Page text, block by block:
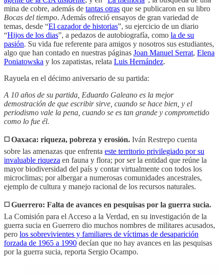
mina de cobre, además de tantas otras que se publicaron en su libro
Bocas del tiempo. Además ofreció ensayos de gran variedad de
temas, desde “El cazador de historias”, su ejercicio de un diario
“Hijos de los dias”, a pedazos de autobiografía, como la de su
pasión. Su vida fue referente para amigos y nosotros sus estudiantes,
algo que han contado en nuestras páginas Joan Manuel Serrat, Elena
Poniatowska y los zapatistas, relata Luis Hernández.
Rayuela en el décimo aniversario de su partida:
A 10 años de su partida, Eduardo Galeano es la mejor
demostración de que escribir sirve, cuando se hace bien, y el
periodismo vale la pena, cuando se es tan grande y comprometido
como lo fue él.
◻️ Oaxaca: riqueza, pobreza y erosión. Iván Restrepo cuenta
sobre las amenazas que enfrenta este territorio privilegiado por su
invaluable riqueza en fauna y flora; por ser la entidad que reúne la
mayor biodiversidad del país y contar virtualmente con todos los
microclimas; por albergar a numerosas comunidades ancestrales,
ejemplo de cultura y manejo racional de los recursos naturales.
◻️ Guerrero: Falta de avances en pesquisas por la guerra sucia.
La Comisión para el Acceso a la Verdad, en su investigación de la
guerra sucia en Guerrero dio muchos nombres de militares acusados,
pero los sobrevivientes y familiares de víctimas de desaparición
forzada de 1965 a 1990 decían que no hay avances en las pesquisas
por la guerra sucia, reporta Sergio Ocampo.